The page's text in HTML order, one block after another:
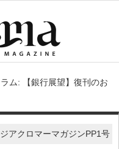
ム: 【銀行展望】復刊のお
アクロマーマガジンPP1号